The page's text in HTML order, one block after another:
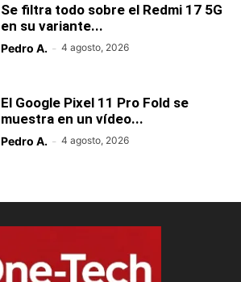
Se filtra todo sobre el Redmi 17 5G
en su variante...
Pedro A. - 4 agosto, 2026
El Google Pixel 11 Pro Fold se
muestra en un vídeo...
Pedro A. - 4 agosto, 2026